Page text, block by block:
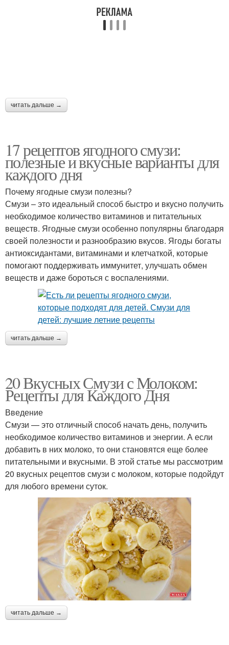
читать дальше →
17 рецептов ягодного смузи:
полезные и вкусные варианты для
каждого дня
Почему ягодные смузи полезны?
Смузи – это идеальный способ быстро и вкусно получить
необходимое количество витаминов и питательных
веществ. Ягодные смузи особенно популярны благодаря
своей полезности и разнообразию вкусов. Ягоды богаты
антиоксидантами, витаминами и клетчаткой, которые
помогают поддерживать иммунитет, улучшать обмен
веществ и даже бороться с воспалениями.
читать дальше →
20 Вкусных Смузи с Молоком:
Рецепты для Каждого Дня
Введение
Смузи — это отличный способ начать день, получить
необходимое количество витаминов и энергии. А если
добавить в них молоко, то они становятся еще более
питательными и вкусными. В этой статье мы рассмотрим
20 вкусных рецептов смузи с молоком, которые подойдут
для любого времени суток.
читать дальше →